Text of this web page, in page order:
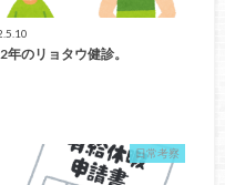
年のリョタウ健診。
日常考察